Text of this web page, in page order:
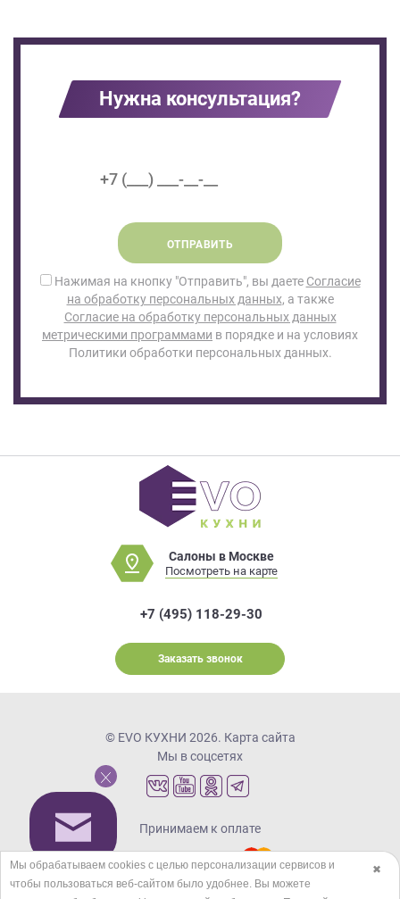
Нужна консультация?
ОТПРАВИТЬ
Нажимая на кнопку "Отправить", вы даете Согласие
на обработку персональных данных, а также
Согласие на обработку персональных данных
метрическими программами в порядке и на условиях
Политики обработки персональных данных.
Салоны в Москве
Посмотреть на карте
+7 (495) 118-29-30
Заказать звонок
© EVO КУХНИ 2026. Карта сайта
Мы в соцсетях
Принимаем к оплате
✖
Мы обрабатываем cookies с целью персонализации сервисов и
чтобы пользоваться веб-сайтом было удобнее. Вы можете